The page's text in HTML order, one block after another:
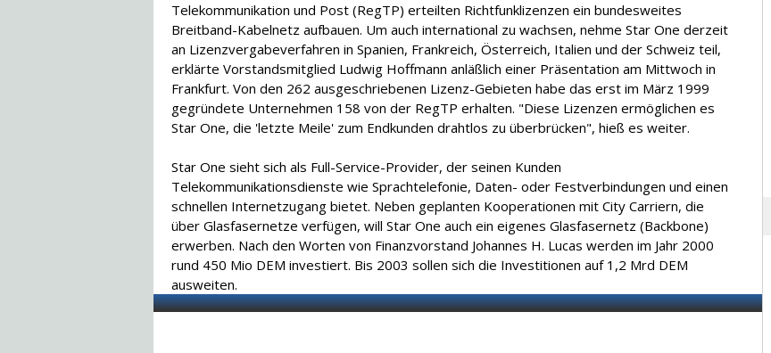
Telekommunikation und Post (RegTP) erteilten Richtfunklizenzen ein bundesweites
Breitband-Kabelnetz aufbauen. Um auch international zu wachsen, nehme Star One derzeit
an Lizenzvergabeverfahren in Spanien, Frankreich, Österreich, Italien und der Schweiz teil,
erklärte Vorstandsmitglied Ludwig Hoffmann anläßlich einer Präsentation am Mittwoch in
Frankfurt. Von den 262 ausgeschriebenen Lizenz-Gebieten habe das erst im März 1999
gegründete Unternehmen 158 von der RegTP erhalten. "Diese Lizenzen ermöglichen es
Star One, die 'letzte Meile' zum Endkunden drahtlos zu überbrücken", hieß es weiter.
Star One sieht sich als Full-Service-Provider, der seinen Kunden
Telekommunikationsdienste wie Sprachtelefonie, Daten- oder Festverbindungen und einen
schnellen Internetzugang bietet. Neben geplanten Kooperationen mit City Carriern, die
über Glasfasernetze verfügen, will Star One auch ein eigenes Glasfasernetz (Backbone)
erwerben. Nach den Worten von Finanzvorstand Johannes H. Lucas werden im Jahr 2000
rund 450 Mio DEM investiert. Bis 2003 sollen sich die Investitionen auf 1,2 Mrd DEM
ausweiten.